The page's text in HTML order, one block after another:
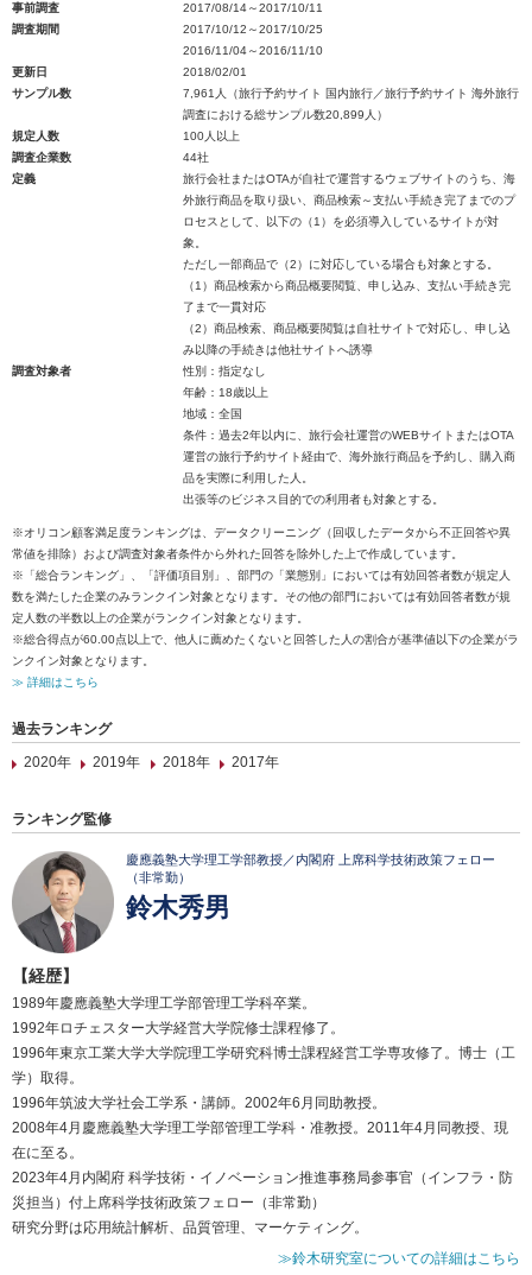
事前調査
2017/08/14～2017/10/11
調査期間
2017/10/12～2017/10/25
2016/11/04～2016/11/10
更新日
2018/02/01
サンプル数
7,961人（旅行予約サイト 国内旅行／旅行予約サイト 海外旅行
調査における総サンプル数20,899人）
規定人数
100人以上
調査企業数
44社
定義
旅行会社またはOTAが自社で運営するウェブサイトのうち、海
外旅行商品を取り扱い、商品検索～支払い手続き完了までのプ
ロセスとして、以下の（1）を必須導入しているサイトが対
象。
ただし一部商品で（2）に対応している場合も対象とする。
（1）商品検索から商品概要閲覧、申し込み、支払い手続き完
了まで一貫対応
（2）商品検索、商品概要閲覧は自社サイトで対応し、申し込
み以降の手続きは他社サイトへ誘導
調査対象者
性別：指定なし
年齢：18歳以上
地域：全国
条件：過去2年以内に、旅行会社運営のWEBサイトまたはOTA
運営の旅行予約サイト経由で、海外旅行商品を予約し、購入商
品を実際に利用した人。
出張等のビジネス目的での利用者も対象とする。
※オリコン顧客満足度ランキングは、データクリーニング（回収したデータから不正回答や異
常値を排除）および調査対象者条件から外れた回答を除外した上で作成しています。
※「総合ランキング」、「評価項目別」、部門の「業態別」においては有効回答者数が規定人
数を満たした企業のみランクイン対象となります。その他の部門においては有効回答者数が規
定人数の半数以上の企業がランクイン対象となります。
※総合得点が60.00点以上で、他人に薦めたくないと回答した人の割合が基準値以下の企業がラ
ンクイン対象となります。
≫ 詳細はこちら
過去ランキング
2020年
2019年 2018年 2017年
ランキング監修
慶應義塾大学理工学部教授／内閣府 上席科学技術政策フェロー
（非常勤）
鈴木秀男
【経歴】
1989年慶應義塾大学理工学部管理工学科卒業。
1992年ロチェスター大学経営大学院修士課程修了。
1996年東京工業大学大学院理工学研究科博士課程経営工学専攻修了。博士（工
学）取得。
1996年筑波大学社会工学系・講師。2002年6月同助教授。
2008年4月慶應義塾大学理工学部管理工学科・准教授。2011年4月同教授、現
在に至る。
2023年4月内閣府 科学技術・イノベーション推進事務局参事官（インフラ・防
災担当）付上席科学技術政策フェロー（非常勤）
研究分野は応用統計解析、品質管理、マーケティング。
≫鈴木研究室についての詳細はこちら